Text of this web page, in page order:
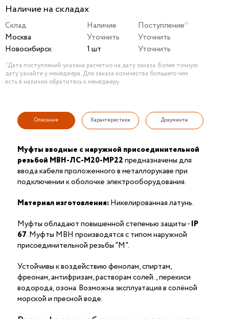
Наличие на складах
Склад Наличие
Поступление*
Москва
Уточнить
Уточнить
Новосибирск
1 шт Уточнить
*Дата поступлений указана расчетно на дату заказа. Более точную
дату узнайте у менеджера. Для заказа количества большего чем
есть в наличии обратитесь к менеджеру.
Описание Характеристики Документы
Муфты вводные с наружной присоединительной
резьбой МВН-ЛС-М20-МР22предназначены для
ввода кабеля проложенного в металлорукаве при
подключении к оболочке электрооборудования.
Материал изготовления:Никелированная латунь.
Муфты обладают повышенной степенью защиты -IP
67. Муфты МВН производятся с типом наружной
присоединительной резьбы "M".
Устойчивы к воздействию фенолам, спиртам,
фреонам, антифризам, растворам солей., перекиси
водорода, озона. Возможна эксплуатация в солёной
морской и пресной воде.